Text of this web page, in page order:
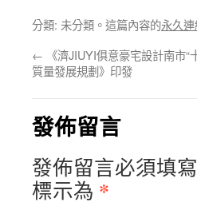
分類: 未分類。這篇內容的永久
← 《濟JIUYI俱意豪宅設計南市“
質量發展規劃》印發
發佈留言
發佈留言必須填
標示為 *